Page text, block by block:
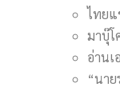
ไทย
มาบุ๊
อ่านเ
“นา